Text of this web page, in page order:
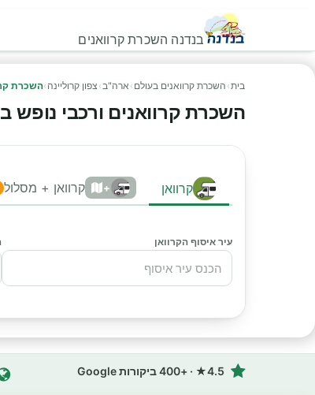
בנדנה השכרת קרוואנים
בית› השכרת קרוואנים בעולם › ארה"ב› צפון קרוליינה ›השכרת
השכרת קרוואנים ורכבי נופש
קרוואן + קרוואן + מסלול
עיר איסוף הקרוואן
4.5★ · +400 ביקורות Google